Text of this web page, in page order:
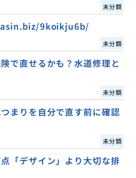
未分類
9koikju6b/
未分類
で直せるかも？水道修理と
未分類
まりを自分で直す前に確認
未分類
「デザイン」より大切な排